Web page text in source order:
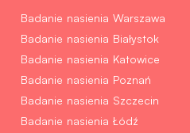
Badanie nasienia Warszawa
Badanie nasienia Białystok
Badanie nasienia Katowice
Badanie nasienia Poznań
Badanie nasienia Szczecin
Badanie nasienia Łódź